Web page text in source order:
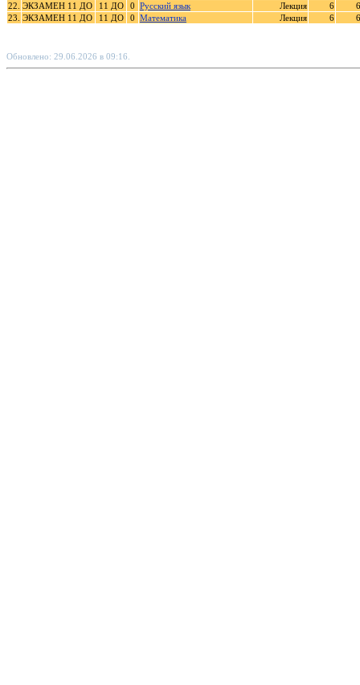
22. ЭКЗАМЕН 11 ДО 11 ДО 0 Русский язык Лекция 6
6
23. ЭКЗАМЕН 11 ДО 11 ДО 0 Математика Лекция 6 6
Обновлено: 29.06.2026 в 09:16.